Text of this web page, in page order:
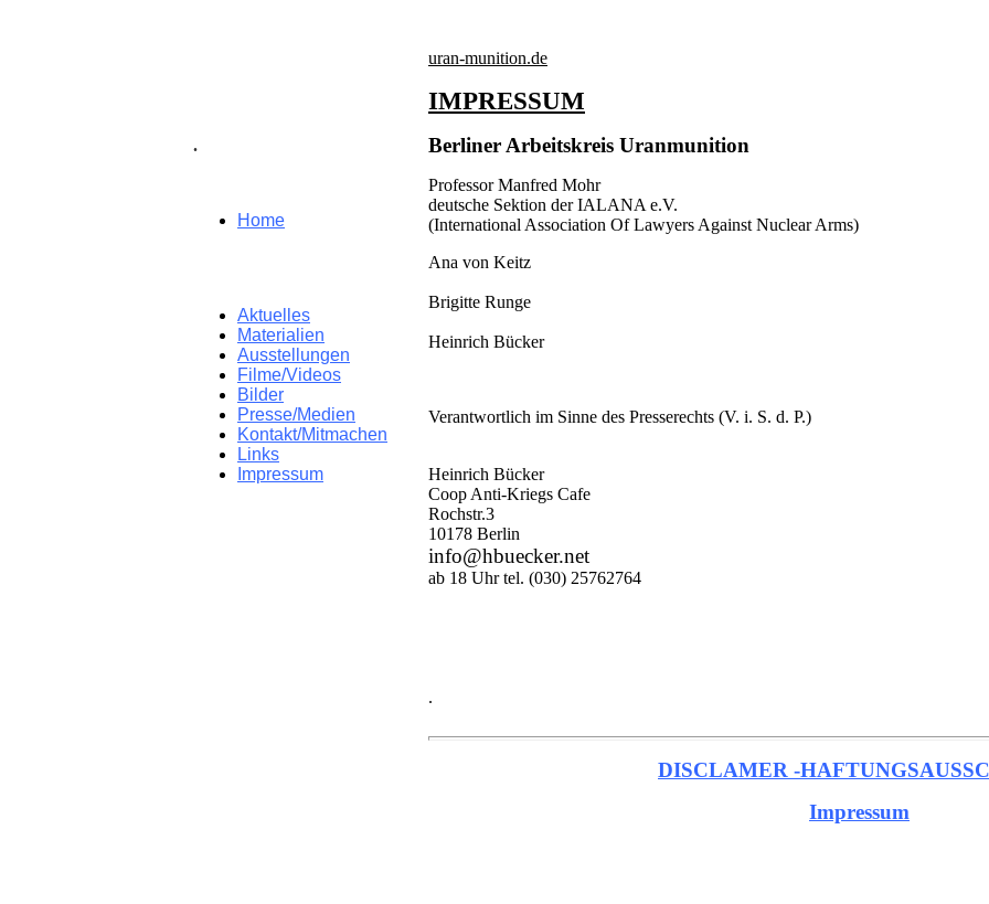
.
Home
Aktuelles
Materialien
Ausstellungen
Filme/Videos
Bilder
Presse/Medien
Kontakt/Mitmachen
Links
Impressum
uran-munition.de
IMPRESSUM
Berliner Arbeitskreis Uranmunition
Professor Manfred Mohr
deutsche Sektion der IALANA e.V.
(International Association Of Lawyers Against Nuclear Arms)
Ana von Keitz
Brigitte Runge
Heinrich Bücker
Verantwortlich im Sinne des Presserechts (V. i. S. d. P.)
Heinrich Bücker
Coop Anti-Kriegs Cafe
Rochstr.3
10178 Berlin
info@hbuecker.net
ab 18 Uhr tel. (030) 25762764
.
DISCLAMER -
Impressum